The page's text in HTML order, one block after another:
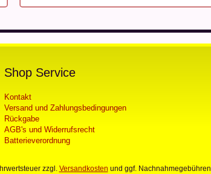
Shop Service
Kontakt
Versand und Zahlungsbedingungen
Rückgabe
AGB's und Widerrufsrecht
Batterieverordnung
zzgl. Versandkosten und ggf.